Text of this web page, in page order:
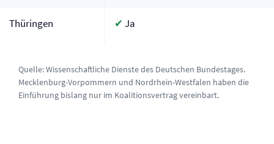
Thüringen ✔Ja
Quelle:Wissenschaftliche Dienste des Deutschen Bundestages.
Mecklenburg-Vorpommern und Nordrhein-Westfalen haben die
Einführung bislang nur im Koalitionsvertrag vereinbart.